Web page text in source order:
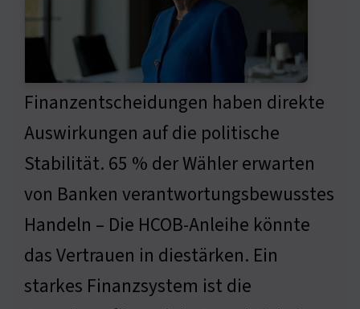
Finanzentscheidungen haben direkte
Auswirkungen auf die politische
Stabilität. 65 % der Wähler erwarten
von Banken verantwortungsbewusstes
Handeln – Die HCOB-Anleihe könnte
das Vertrauen in diestärken. Ein
starkes Finanzsystem ist die